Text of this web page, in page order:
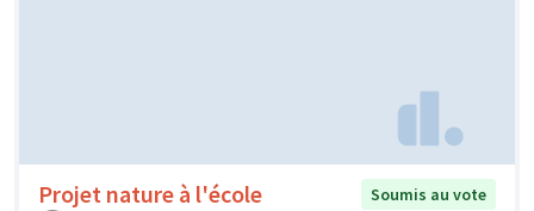
Projet nature à l'école
Soumis au vote